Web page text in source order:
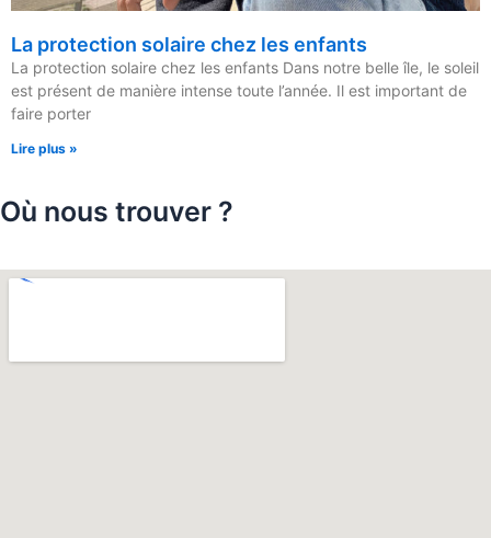
La protection solaire chez les enfants
La protection solaire chez les enfants Dans notre belle île, le soleil
est présent de manière intense toute l’année. Il est important de
faire porter
Lire plus »
Où nous trouver ?